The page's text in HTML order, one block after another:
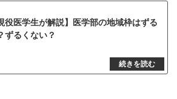
役医学生が解説】医学部の地域枠はずる
ずるくない？